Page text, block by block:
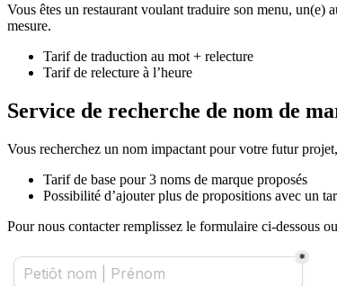
Vous êtes un restaurant voulant traduire son menu,
mesure.
Tarif de traduction au mot + relecture
Tarif de relecture à l’heure
Service de recherche de nom de
Vous recherchez un nom impactant pour votre futur
Tarif de base pour 3 noms de marque proposés
Possibilité d’ajouter plus de propositions avec un
Pour nous contacter remplissez le formulaire ci-dessous